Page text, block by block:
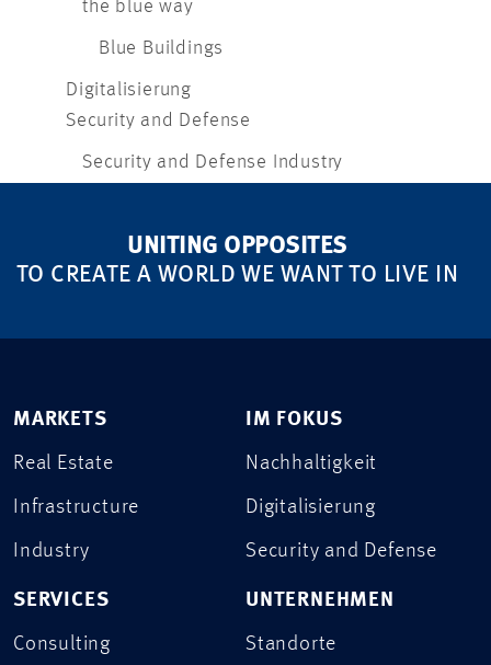
the blue way
Blue Buildings
Digitalisierung
Security and Defense
Security and Defense Industry
UNITING OPPOSITES
TO CREATE A WORLD WE WANT TO LIVE IN
MARKETS
Real Estate
Infrastructure
Industry
SERVICES
Consulting
IM FOKUS
Nachhaltigkeit
Digitalisierung
Security and Defense
UNTERNEHMEN
Standorte